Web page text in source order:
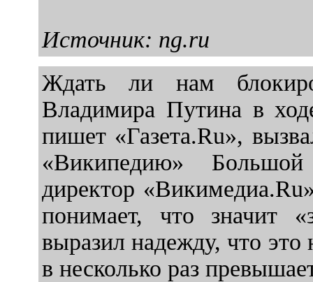
Источник: ng.ru
Ждать ли нам
Владимира Путина в
пишет «Газета.Ru»,
«Википедию» Большой
директор
понимает, что значит
выразил надежду, что
в несколько раз